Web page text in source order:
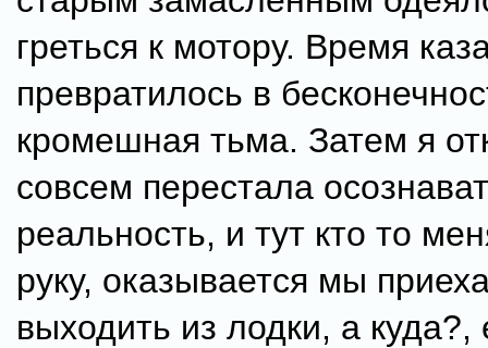
греться к мотору. Время
превратилось в
кромешная тьма. Затем я
совсем перестала
реальность, и тут кто то
руку, оказывается мы
выходить из лодки, а куда?,